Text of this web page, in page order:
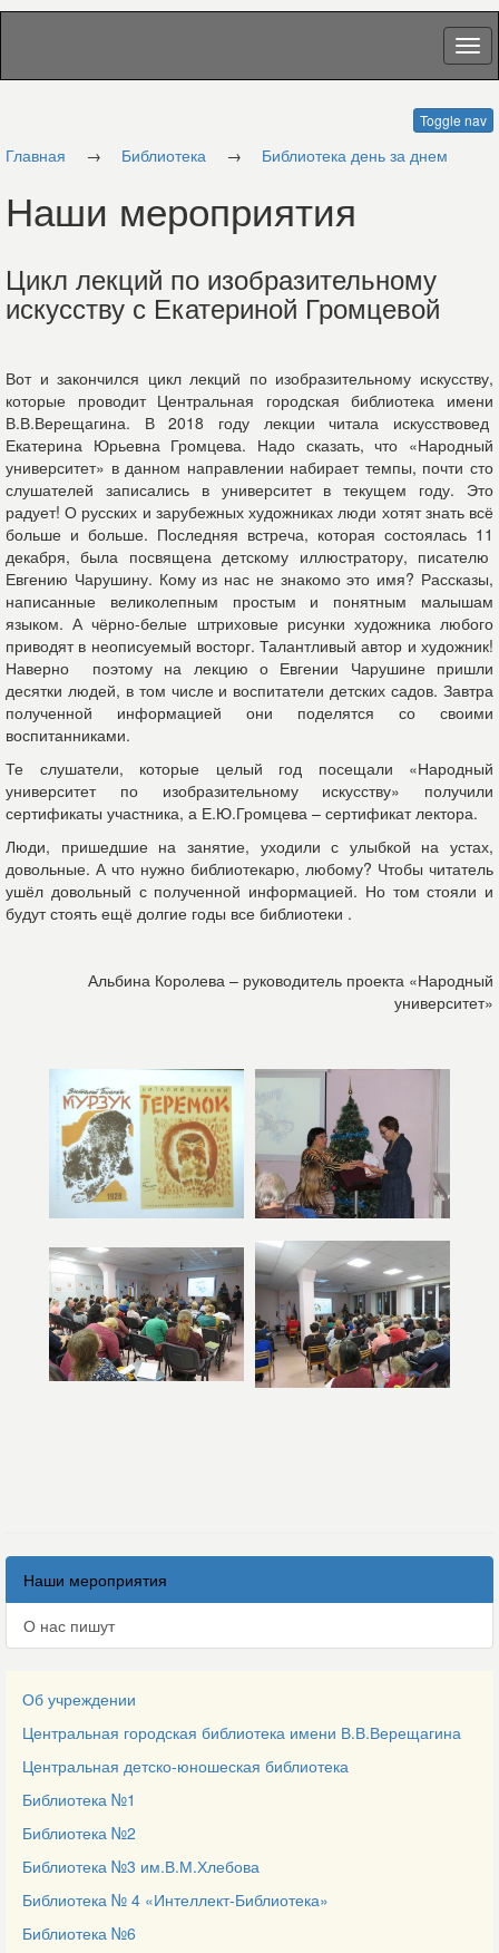
Toggle nav
Главная → Библиотека → Библиотека день за днем
Наши мероприятия
Цикл лекций по изобразительному
искусству с Екатериной Громцевой
Вот и закончился цикл лекций по изобразительному искусству,
которые проводит Центральная городская библиотека имени
В.В.Верещагина. В 2018 году лекции читала искусствовед
Екатерина Юрьевна Громцева. Надо сказать, что «Народный
университет» в данном направлении набирает темпы, почти сто
слушателей записались в университет в текущем году. Это
радует! О русских и зарубежных художниках люди хотят знать всё
больше и больше. Последняя встреча, которая состоялась 11
декабря, была посвящена детскому иллюстратору, писателю
Евгению Чарушину. Кому из нас не знакомо это имя? Рассказы,
написанные великолепным простым и понятным малышам
языком. А чёрно-белые штриховые рисунки художника любого
приводят в неописуемый восторг. Талантливый автор и художник!
Наверно поэтому на лекцию о Евгении Чарушине пришли
десятки людей, в том числе и воспитатели детских садов. Завтра
полученной информацией они поделятся со своими
воспитанниками.
Те слушатели, которые целый год посещали «Народный
университет по изобразительному искусству» получили
сертификаты участника, а Е.Ю.Громцева – сертификат лектора.
Люди, пришедшие на занятие, уходили с улыбкой на устах,
довольные. А что нужно библиотекарю, любому? Чтобы читатель
ушёл довольный с полученной информацией. Но том стояли и
будут стоять ещё долгие годы все библиотеки .
Альбина Королева – руководитель проекта «Народный
университет»
Наши мероприятия
О нас пишут
Об учреждении
Центральная городская библиотека имени В.В.Верещагина
Центральная детско-юношеская библиотека
Библиотека №1
Библиотека №2
Библиотека №3 им.В.М.Хлебова
Библиотека № 4 «Интеллект-Библиотека»
Библиотека №6